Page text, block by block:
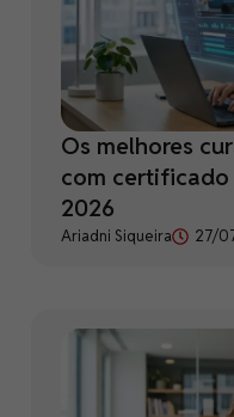
Os melhores
com certificado
2026
Ariadni Siqueira 27/